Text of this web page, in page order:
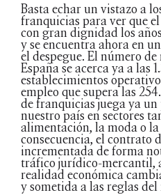
Basta echar un vistazo a
franquicias para ver que
con gran dignidad los
y se encuentra ahora en
el despegue. El número
España se acerca ya a las
establecimientos
empleo que supera las
de franquicias juega ya
nuestro país en sectores
alimentación, la moda o
consecuencia, el contrato
incrementada de forma
tráfico jurídico-mercantil,
realidad económica
y sometida a las reglas